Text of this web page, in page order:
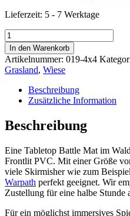
Lieferzeit: 5 - 7 Werktage
Battle
Mat
Waldboden
019
-
4'x4'
Menge
In den Warenkorb
Artikelnummer: 019-4x4
Grasland, Wiese
Beschreibung
Zusätzliche Information
Beschreibung
Eine Tabletop Battle Mat im
Frontlit PVC. Mit einer Größe
viele Skirmisher wie zum Beispiel
Warpath perfekt geeignet. Wir
Zustellung für eine halbe Stunde
Für ein möglichst immersives